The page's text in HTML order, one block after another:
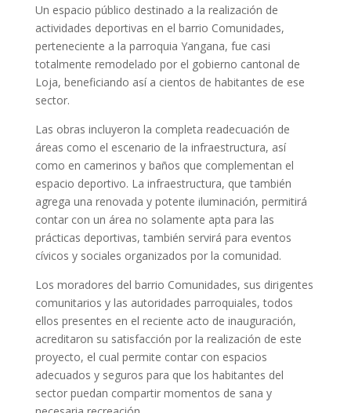
Un espacio público destinado a la realización de
actividades deportivas en el barrio Comunidades,
perteneciente a la parroquia Yangana, fue casi
totalmente remodelado por el gobierno cantonal de
Loja, beneficiando así a cientos de habitantes de ese
sector.
Las obras incluyeron la completa readecuación de
áreas como el escenario de la infraestructura, así
como en camerinos y baños que complementan el
espacio deportivo. La infraestructura, que también
agrega una renovada y potente iluminación, permitirá
contar con un área no solamente apta para las
prácticas deportivas, también servirá para eventos
cívicos y sociales organizados por la comunidad.
Los moradores del barrio Comunidades, sus dirigentes
comunitarios y las autoridades parroquiales, todos
ellos presentes en el reciente acto de inauguración,
acreditaron su satisfacción por la realización de este
proyecto, el cual permite contar con espacios
adecuados y seguros para que los habitantes del
sector puedan compartir momentos de sana y